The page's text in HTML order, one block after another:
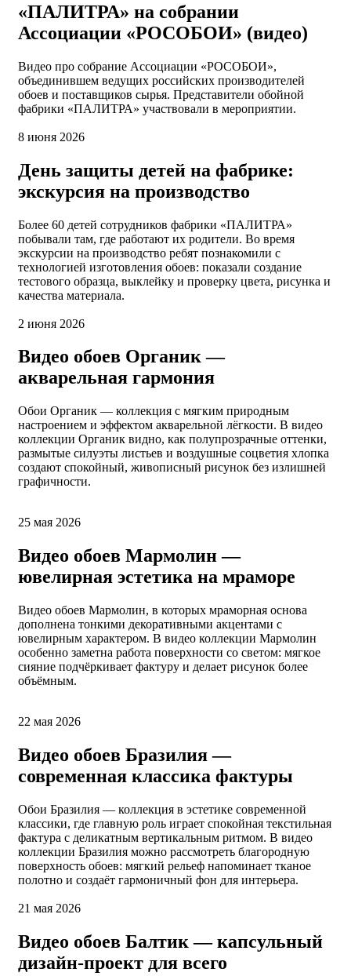
«ПАЛИТРА» на собрании
Ассоциации «РОСОБОИ» (видео)
Видео про собрание Ассоциации «РОСОБОИ»,
объединившем ведущих российских производителей
обоев и поставщиков сырья. Представители обойной
фабрики «ПАЛИТРА» участвовали в мероприятии.
8 июня 2026
День защиты детей на фабрике:
экскурсия на производство
Более 60 детей сотрудников фабрики «ПАЛИТРА»
побывали там, где работают их родители. Во время
экскурсии на производство ребят познакомили с
технологией изготовления обоев: показали создание
тестового образца, выклейку и проверку цвета, рисунка и
качества материала.
2 июня 2026
Видео обоев Органик —
акварельная гармония
Обои Органик — коллекция с мягким природным
настроением и эффектом акварельной лёгкости. В видео
коллекции Органик видно, как полупрозрачные оттенки,
размытые силуэты листьев и воздушные соцветия хлопка
создают спокойный, живописный рисунок без излишней
графичности.
25 мая 2026
Видео обоев Мармолин —
ювелирная эстетика на мраморе
Видео обоев Мармолин, в которых мраморная основа
дополнена тонкими декоративными акцентами с
ювелирным характером. В видео коллекции Мармолин
особенно заметна работа поверхности со светом: мягкое
сияние подчёркивает фактуру и делает рисунок более
объёмным.
22 мая 2026
Видео обоев Бразилия —
современная классика фактуры
Обои Бразилия — коллекция в эстетике современной
классики, где главную роль играет спокойная текстильная
фактура с деликатным вертикальным ритмом. В видео
коллекции Бразилия можно рассмотреть благородную
поверхность обоев: мягкий рельеф напоминает тканое
полотно и создаёт гармоничный фон для интерьера.
21 мая 2026
Видео обоев Балтик — капсульный
дизайн-проект для всего